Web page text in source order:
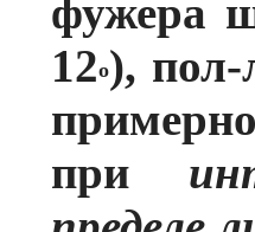
фужера
12o), пол-
при